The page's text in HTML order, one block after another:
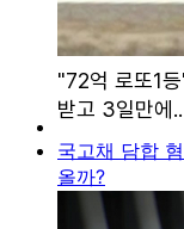
국고채 담합
올까?